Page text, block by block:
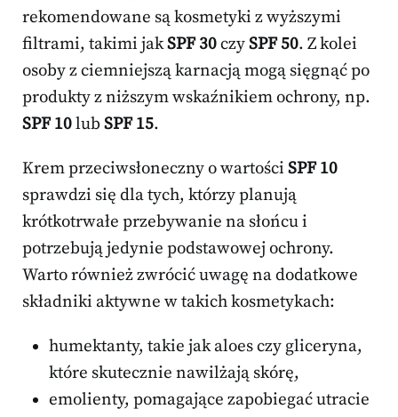
rekomendowane są kosmetyki z wyższymi
filtrami, takimi jakSPF 30czySPF 50. Z kolei
osoby z ciemniejszą karnacją mogą sięgnąć po
produkty z niższym wskaźnikiem ochrony, np.
SPF 10lub SPF 15.
Krem przeciwsłoneczny o wartości SPF 10
sprawdzi się dla tych, którzy planują
krótkotrwałe przebywanie na słońcu i
potrzebują jedynie podstawowej ochrony.
Warto również zwrócić uwagę na dodatkowe
składniki aktywne w takich kosmetykach:
humektanty, takie jak aloes czy gliceryna,
które skutecznie nawilżają skórę,
emolienty, pomagające zapobiegać utracie